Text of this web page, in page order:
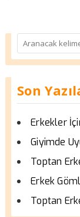
Son
Erkekler
Giyimde
Toptan
Erkek
Toptan